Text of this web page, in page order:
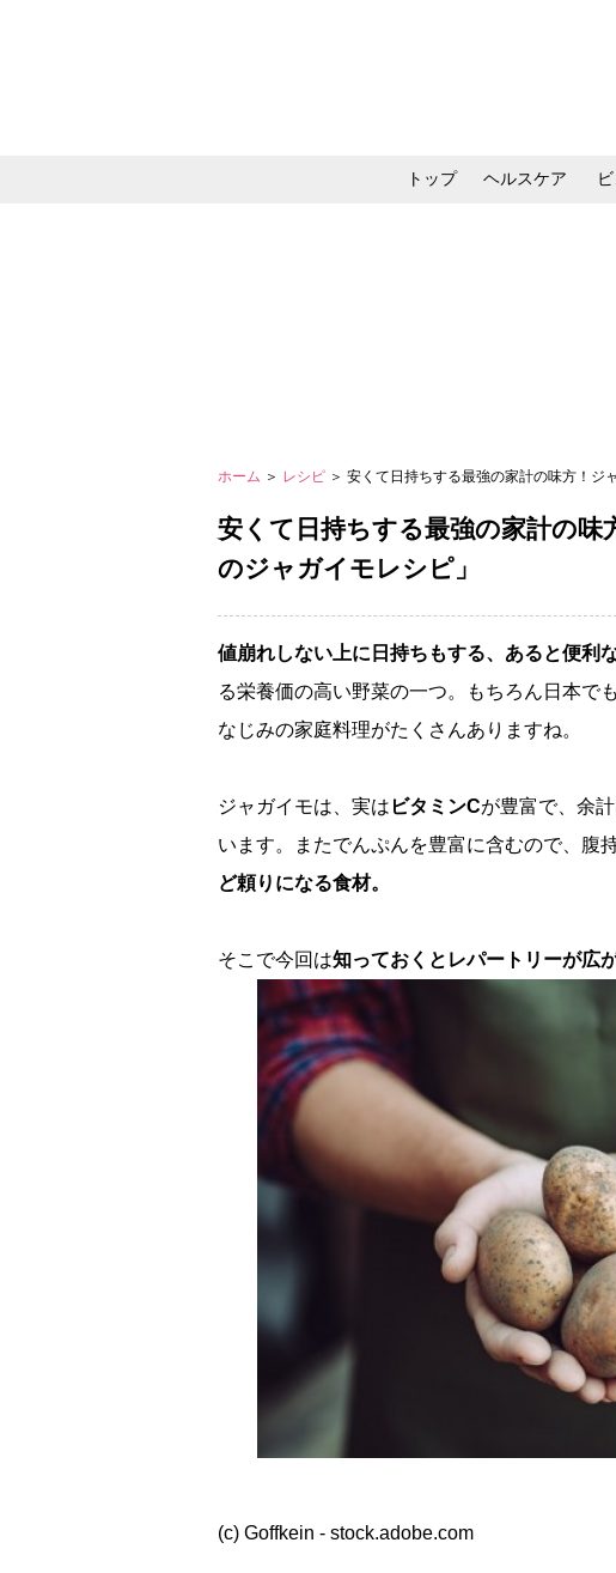
トップ ヘルスケア
ホーム ＞ レシピ ＞ 安くて日持ちする最強の家計の味方！ジ
安くて日持ちする最強の家計の味
のジャガイモレシピ」
値崩れしない上に日持ちもする、あると便利
る栄養価の高い野菜の一つ。もちろん日本で
なじみの家庭料理がたくさんありますね。
ジャガイモは、実は ビタミンCが豊富で、余
います。またでんぷんを豊富に含むので、腹
ど頼りになる食材。
そこで今回は知っておくとレパートリーが広
(c) Goffkein - stock.adobe.com